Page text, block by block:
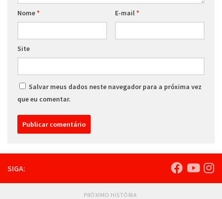
Nome* E-mail *
Site
Salvar meus dados neste navegador para a próxima vez
que eu comentar.
SIGA:
PRÓXIMO HISTÓRIA